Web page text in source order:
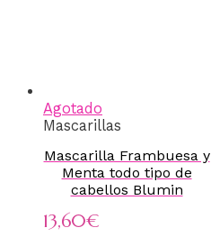
Agotado
Mascarillas
Mascarilla Frambuesa y
Menta todo tipo de
cabellos Blumin
13,60€